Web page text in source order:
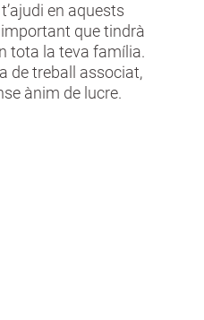
en aquests
que tindrà
tota la teva família.
de treball associat,
ànim de lucre.